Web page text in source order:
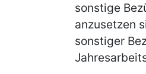
sonstige
anzusetzen
sonstiger